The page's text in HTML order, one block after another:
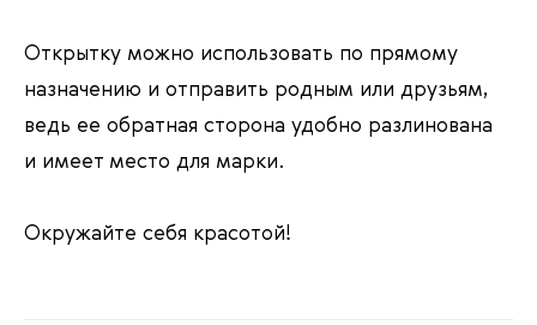
Открытку можно использовать по прямому
назначению и отправить родным или друзьям,
ведь ее обратная сторона удобно разлинована
и имеет место для марки.
Окружайте себя красотой!